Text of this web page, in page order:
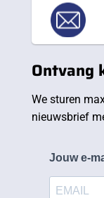
Ontvang
We sturen
nieuwsbrief
Jouw e-